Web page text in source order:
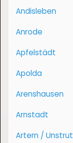
Andisleben
Anrode
Apfelstädt
Apolda
Arenshausen
Arnstadt
Artern / Unstrut